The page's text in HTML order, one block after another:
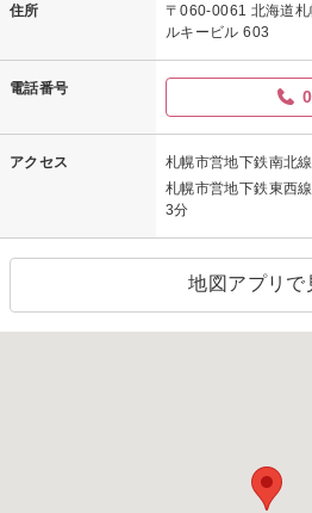
住所
〒060-0061 北海道
ルキービル 603
電話番号
アクセス
札幌市営地下鉄南北
札幌市営地下鉄東西
3分
地図アプリで